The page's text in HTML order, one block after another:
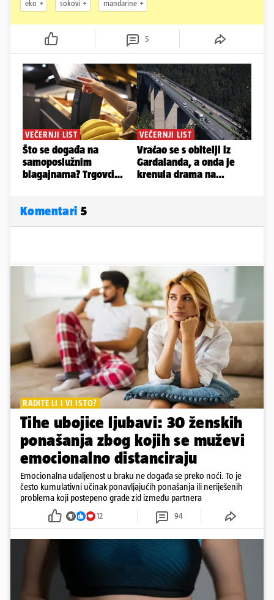
eko sokovi mandarine
5
Komentari 5
RADITE LI I VI ISTO?
Tihe ubojice ljubavi: 30 ženskih
ponašanja zbog kojih se muževi
emocionalno distanciraju
Emocionalna udaljenost u braku ne događa se preko noći. To je
često kumulativni učinak ponavljajućih ponašanja ili neriješenih
problema koji postepeno grade zid između partnera
12 94